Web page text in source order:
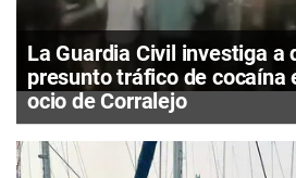
La Guardia Civil investiga a
presunto tráfico de cocaína
ocio de Corralejo